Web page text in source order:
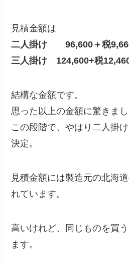
見積金額は
二人掛け 96,600＋税
三人掛け 124,600+税
結構な金額です。
思った以上の金額に驚きまし
この段階で、やはり二人掛
決定。
見積金額には製造元の北海
れています。
高いけれど、同じものを買
ます。